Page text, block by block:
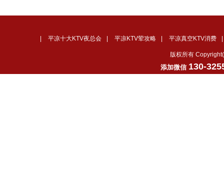
平凉十大KTV夜总会 平凉KTV荤攻略 平凉真空KTV消费
版权所有
添加微信 130-